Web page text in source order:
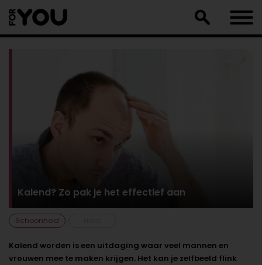
naar
artikel
Kalend? Zo pak je het effectief aan
Schoonheid
Kalend worden is een uitdaging waar veel mannen en
vrouwen mee te maken krijgen. Het kan je zelfbeeld flink